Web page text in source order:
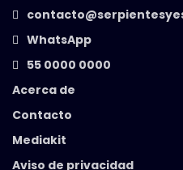
WhatsApp
55 0000 0000
Acerca de
Contacto
Mediakit
Aviso de privacidad